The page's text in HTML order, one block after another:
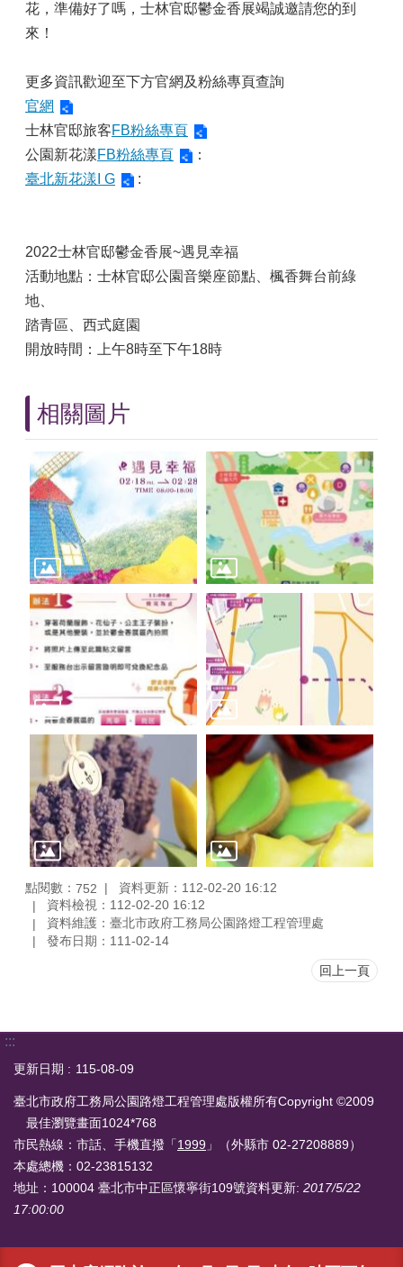
花，準備好了嗎，士林官邸鬱金香展竭誠邀請您的到
來！
更多資訊歡迎至下方官網及粉絲專頁查詢
官網
士林官邸旅客FB粉絲專頁
公園新花漾FB粉絲專頁
：
臺北新花漾I G
:
2022士林官邸鬱金香展~遇見幸福
活動地點：士林官邸公園音樂座節點、楓香舞台前綠
地、
踏青區、西式庭園
開放時間：上午8時至下午18時
相關圖片
點閱數： 752
資料更新：112-02-20 16:12
資料檢視：112-02-20 16:12
資料維護：臺北市政府工務局公園路燈工程管理處
發布日期：111-02-14
回上一頁
:::
更新日期 115-08-09
臺北市政府工務局公園路燈工程管理處版權所有Copyright ©2009
最佳瀏覽畫面1024*768
市民熱線：市話、手機直撥「1999 」（外縣市 02-27208889）
本處總機：02-23815132
地址：100004 臺北市中正區懷寧街109號資料更新: 2017/5/22
17:00:00